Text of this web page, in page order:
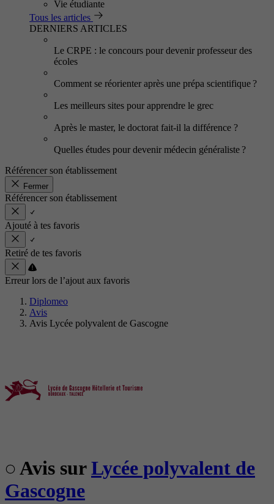
Vie étudiante
Tous les articles
DERNIERS ARTICLES
Le CRPE : le concours pour devenir professeur des
écoles
Comment se réorienter après une prépa scientifique ?
Les meilleurs sites pour apprendre le grec
Après le master, le doctorat fait-il la différence ?
Quelles études pour devenir médecin généraliste ?
Référencer son établissement
Fermer
Référencer son établissement
Ajouté à tes favoris
Retiré de tes favoris
Erreur lors de l’ajout aux favoris
Diplomeo
Avis
Avis Lycée polyvalent de Gascogne
Avis surLycée polyvalent de
Gascogne